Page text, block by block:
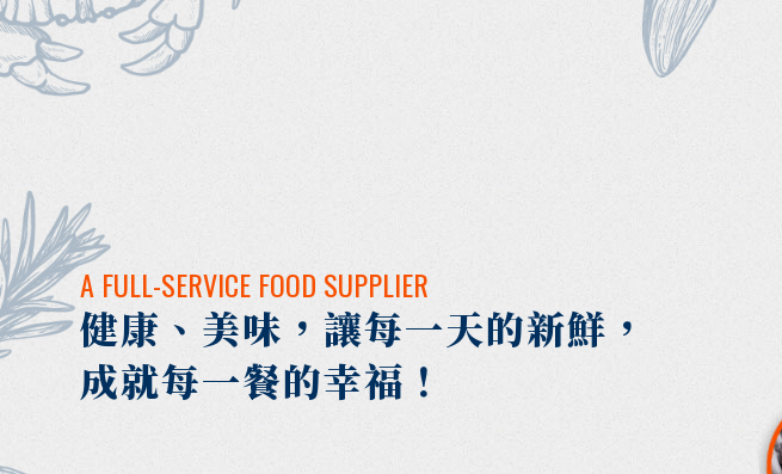
高雄海鮮批發
高雄水產批發
前鎮區海鮮批發
A FULL-SERVICE FOOD SUPPLIER
健康、美味，讓每一天的新鮮，
成就每一餐的幸福！